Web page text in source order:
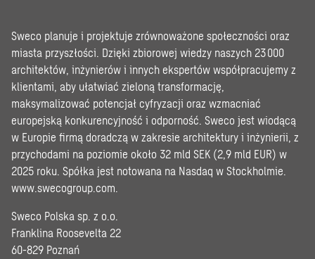
Sweco planuje i projektuje zrównoważone społeczności oraz
miasta przyszłości. Dzięki zbiorowej wiedzy naszych 23 000
architektów, inżynierów i innych ekspertów współpracujemy z
klientami, aby ułatwiać zieloną transformację,
maksymalizować potencjał cyfryzacji oraz wzmacniać
europejską konkurencyjność i odporność. Sweco jest wiodącą
w Europie firmą doradczą w zakresie architektury i inżynierii, z
przychodami na poziomie około 32 mld SEK (2,9 mld EUR) w
2025 roku. Spółka jest notowana na Nasdaq w Stockholmie.
www.swecogroup.com
Sweco Polska sp. z o.o.
Franklina Roosevelta 22
60-829 Poznań